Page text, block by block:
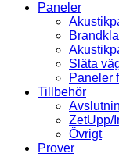
Paneler
Släta
Paneler
Tillbehör
ZetUpp/
Övrigt
Prover